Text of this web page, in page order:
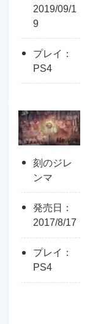
2019/09/1
9
プレイ：
PS4
刻のジレ
ンマ
発売日：
2017/8/17
プレイ：
PS4